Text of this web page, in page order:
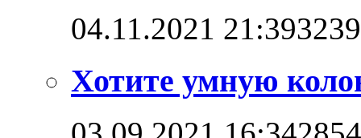
04.11.2021 21:39
Хотите умную